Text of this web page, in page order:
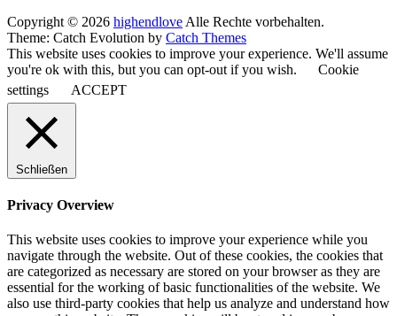
Copyright © 2026 highendlove Alle Rechte vorbehalten.
Theme: Catch Evolution by Catch Themes
This website uses cookies to improve your experience. We'll assume
you're ok with this, but you can opt-out if you wish.
Cookie
settings
ACCEPT
Schließen
Privacy Overview
This website uses cookies to improve your experience while you
navigate through the website. Out of these cookies, the cookies that
are categorized as necessary are stored on your browser as they are
essential for the working of basic functionalities of the website. We
also use third-party cookies that help us analyze and understand how